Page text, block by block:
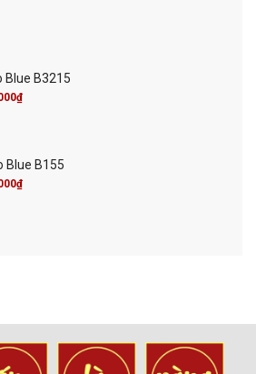
Blue B3215
Blue B155